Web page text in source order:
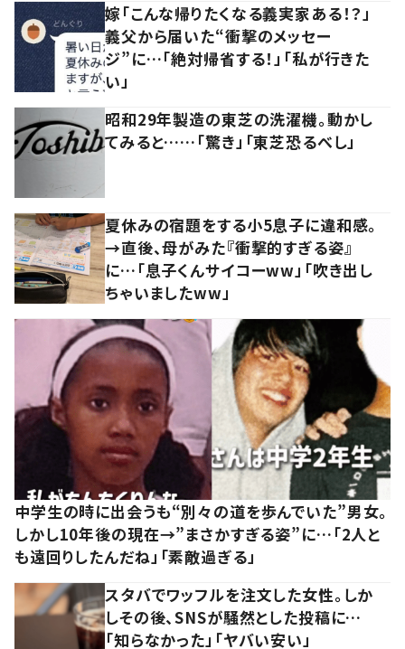
嫁「こんな帰りたくなる義実家ある！？」
義父から届いた“衝撃のメッセー
ジ”に…「絶対帰省する！」「私が行きた
い」
昭和29年製造の東芝の洗濯機。動かし
てみると……「驚き」「東芝恐るべし」
夏休みの宿題をする小5息子に違和感。
→直後、母がみた『衝撃的すぎる姿』
に…「息子くんサイコーww」「吹き出し
ちゃいましたww」
中学生の時に出会うも“別々の道を歩んでいた”男女。
しかし10年後の現在→”まさかすぎる姿”に…「2人と
も遠回りしたんだね」「素敵過ぎる」
スタバでワッフルを注文した女性。しか
しその後、SNSが騒然とした投稿に…
「知らなかった」「ヤバい安い」